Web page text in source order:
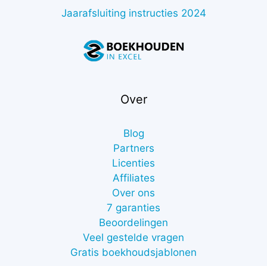
Jaarafsluiting instructies 2024
Over
Blog
Partners
Licenties
Affiliates
Over ons
7 garanties
Beoordelingen
Veel gestelde vragen
Gratis boekhoudsjablonen